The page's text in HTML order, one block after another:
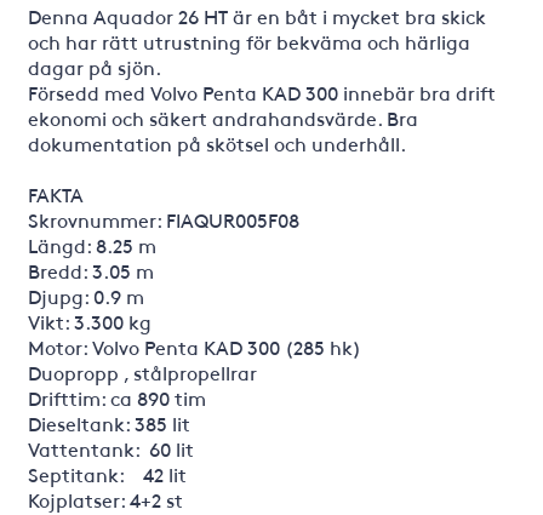
Denna Aquador 26 HT är en båt i mycket bra skick
och har rätt utrustning för bekväma och härliga
dagar på sjön.
Försedd med Volvo Penta KAD 300 innebär bra drift
ekonomi och säkert andrahandsvärde. Bra
dokumentation på skötsel och underhåll.
FAKTA
Skrovnummer: FIAQUR005F08
Längd: 8.25 m
Bredd: 3.05 m
Djupg: 0.9 m
Vikt: 3.300 kg
Motor: Volvo Penta KAD 300 (285 hk)
Duopropp , stålpropellrar
Drifttim: ca 890 tim
Dieseltank: 385 lit
Vattentank: 60 lit
Septitank: 42 lit
Kojplatser: 4+2 st